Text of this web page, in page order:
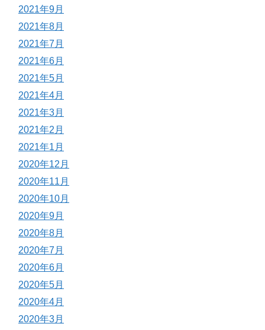
2021年9月
2021年8月
2021年7月
2021年6月
2021年5月
2021年4月
2021年3月
2021年2月
2021年1月
2020年12月
2020年11月
2020年10月
2020年9月
2020年8月
2020年7月
2020年6月
2020年5月
2020年4月
2020年3月